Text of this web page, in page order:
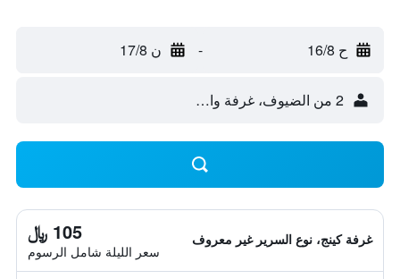
ح 16/8 - ن 17/8
2 من الضيوف، غرفة واحدة
غرفة كينج، نوع السرير غير معروف 105 ﷼
سعر الليلة شامل الرسوم